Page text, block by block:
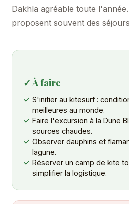
Dakhla agréable toute
proposent souvent des
✓ À faire
S'initier au kitesurf :
meilleures au monde.
Faire l'excursion à la Dune
sources chaudes.
Observer dauphins et
lagune.
Réserver un camp de kite
simplifier la logistique.